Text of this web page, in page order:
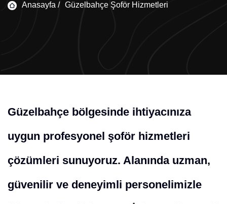
Anasayfa / Güzelbahçe Şoför Hizmetleri
Güzelbahçe bölgesinde ihtiyacınıza
uygun profesyonel şoför hizmetleri
çözümleri sunuyoruz. Alanında uzman,
güvenilir ve deneyimli personelimizle